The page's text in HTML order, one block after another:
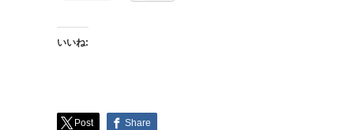
いいね:
Post Share